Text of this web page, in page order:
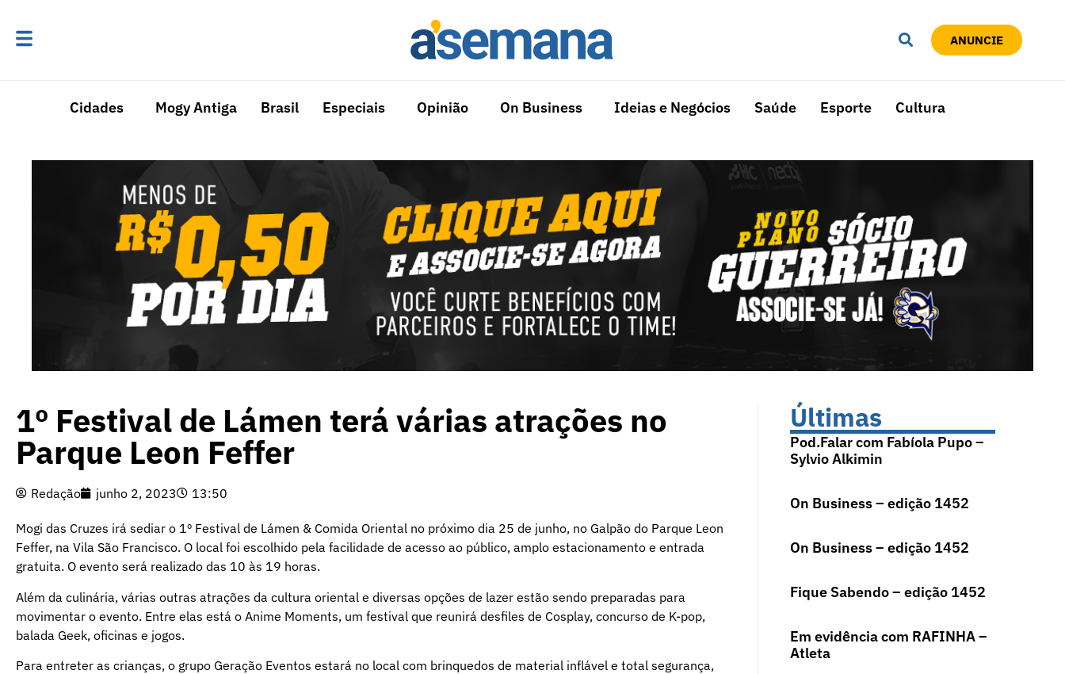
ANUNCIE
Cidades Mogy Antiga Brasil Especiais Opinião On Business Ideias e Negócios Saúde Esporte Cultura
1º Festival de Lámen terá várias atrações no
Parque Leon Feffer
Redação junho 2, 2023 13:50
Mogi das Cruzes irá sediar o 1º Festival de Lámen & Comida Oriental no próximo dia 25 de junho, no Galpão do Parque Leon
Feffer, na Vila São Francisco. O local foi escolhido pela facilidade de acesso ao público, amplo estacionamento e entrada
gratuita. O evento será realizado das 10 às 19 horas.
Além da culinária, várias outras atrações da cultura oriental e diversas opções de lazer estão sendo preparadas para
movimentar o evento. Entre elas está o Anime Moments, um festival que reunirá desfiles de Cosplay, concurso de K-pop,
balada Geek, oficinas e jogos.
Para entreter as crianças, o grupo Geração Eventos estará no local com brinquedos de material inflável e total segurança,
Últimas
Pod.Falar com Fabíola Pupo –
Sylvio Alkimin
On Business – edição 1452
On Business – edição 1452
Fique Sabendo – edição 1452
Em evidência com RAFINHA –
Atleta